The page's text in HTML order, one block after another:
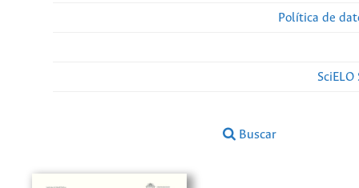
Política de
Buscar